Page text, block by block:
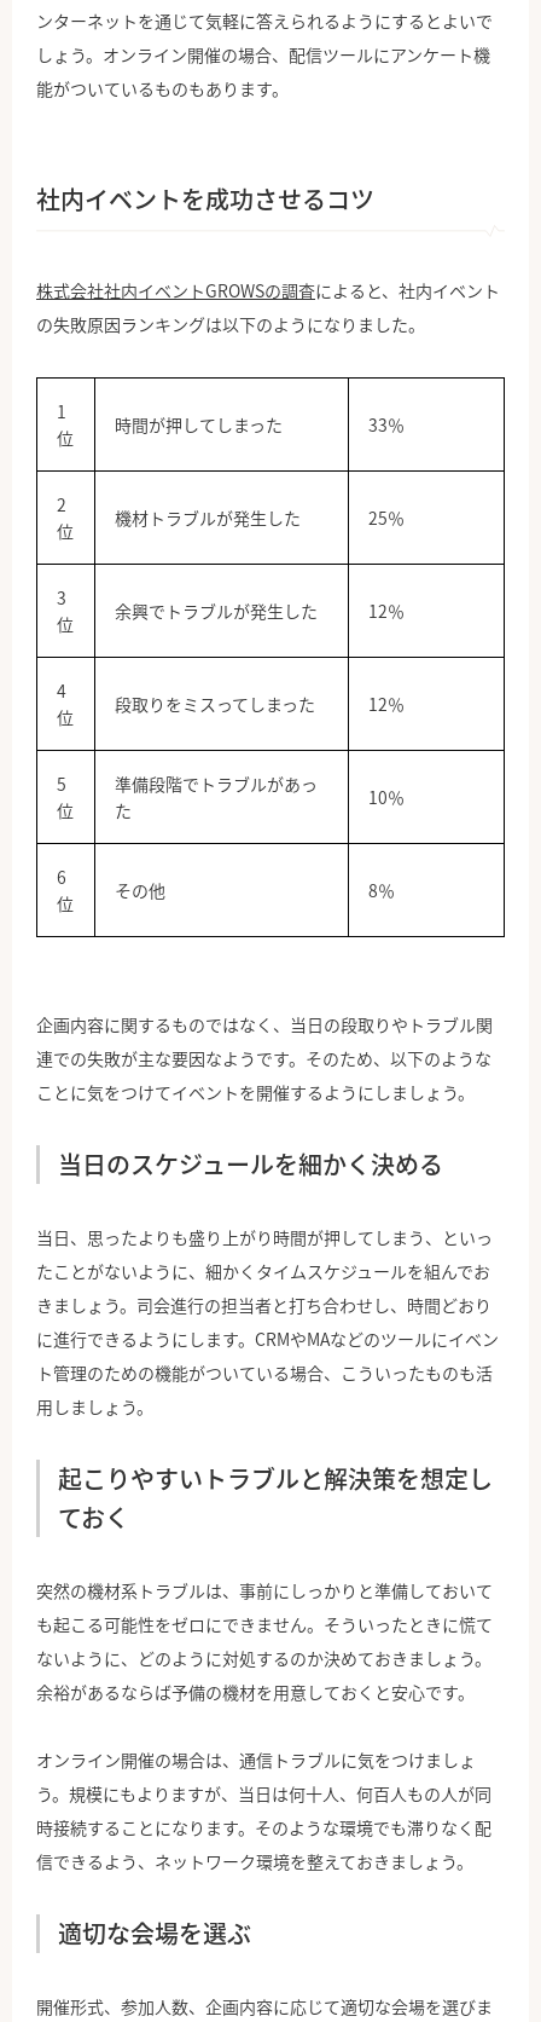
ンターネットを通じて気軽に答えられるようにするとよいで
しょう。オンライン開催の場合、配信ツールにアンケート機
能がついているものもあります。
社内イベントを成功させるコツ
株式会社社内イベントGROWSの調査によると、社内イベント
の失敗原因ランキングは以下のようになりました。
1
位
時間が押してしまった 33％
2
位
機材トラブルが発生した 25％
3
位
余興でトラブルが発生した 12％
4
位
段取りをミスってしまった 12％
5
位
準備段階でトラブルがあっ
た
10％
6
位
その他 8％
企画内容に関するものではなく、当日の段取りやトラブル関
連での失敗が主な要因なようです。そのため、以下のような
ことに気をつけてイベントを開催するようにしましょう。
当日のスケジュールを細かく決める
当日、思ったよりも盛り上がり時間が押してしまう、といっ
たことがないように、細かくタイムスケジュールを組んでお
きましょう。司会進行の担当者と打ち合わせし、時間どおり
に進行できるようにします。CRMやMAなどのツールにイベン
ト管理のための機能がついている場合、こういったものも活
用しましょう。
起こりやすいトラブルと解決策を想定し
ておく
突然の機材系トラブルは、事前にしっかりと準備しておいて
も起こる可能性をゼロにできません。そういったときに慌て
ないように、どのように対処するのか決めておきましょう。
余裕があるならば予備の機材を用意しておくと安心です。
オンライン開催の場合は、通信トラブルに気をつけましょ
う。規模にもよりますが、当日は何十人、何百人もの人が同
時接続することになります。そのような環境でも滞りなく配
信できるよう、ネットワーク環境を整えておきましょう。
適切な会場を選ぶ
開催形式、参加人数、企画内容に応じて適切な会場を選びま